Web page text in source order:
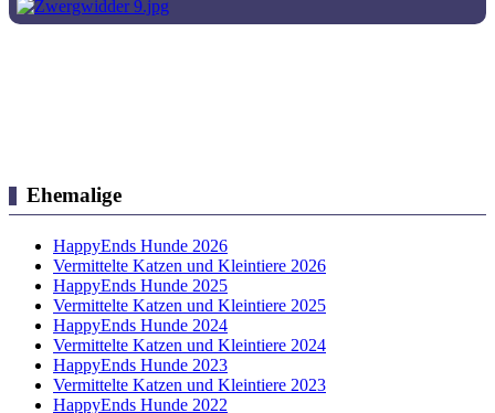
Ehemalige
HappyEnds Hunde 2026
Vermittelte Katzen und Kleintiere 2026
HappyEnds Hunde 2025
Vermittelte Katzen und Kleintiere 2025
HappyEnds Hunde 2024
Vermittelte Katzen und Kleintiere 2024
HappyEnds Hunde 2023
Vermittelte Katzen und Kleintiere 2023
HappyEnds Hunde 2022